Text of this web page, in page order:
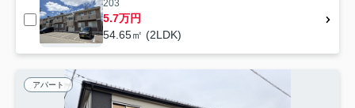
203
5.7万円
54.65㎡ (2LDK)
アパート